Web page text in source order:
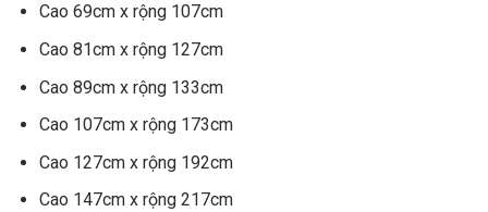
Cao 69cm x rộng 107cm
Cao 81cm x rộng 127cm
Cao 89cm x rộng 133cm
Cao 107cm x rộng 173cm
Cao 127cm x rộng 192cm
Cao 147cm x rộng 217cm